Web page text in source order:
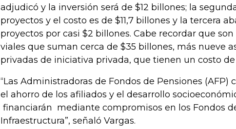
adjudicó y la inversión será de $12 billones; la
proyectos y el costo es de $11,7 billones y la tercera
proyectos por casi $2 billones. Cabe recordar que
viales que suman cerca de $35 billones, más nueve
privadas de iniciativa privada, que tienen un costo de
“Las Administradoras de Fondos de Pensiones (AFP)
el ahorro de los afiliados y el desarrollo
financiarán mediante compromisos en los Fondos
Infraestructura”, señaló Vargas.